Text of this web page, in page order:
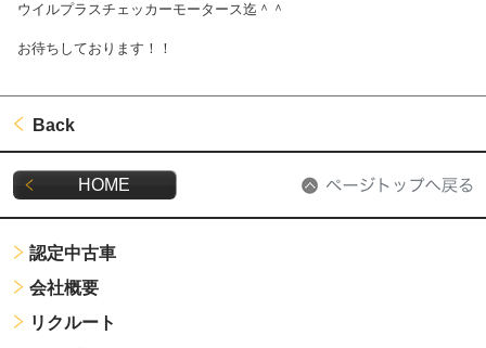
ウイルプラスチェッカーモータース迄＾＾
お待ちしております！！
Back
HOME
認定中古車
会社概要
リクルート